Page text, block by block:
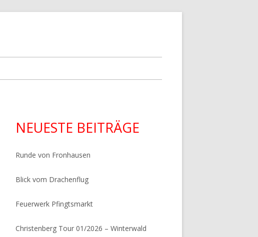
Seitenleiste
NEUESTE BEITRÄGE
Runde von Fronhausen
Blick vom Drachenflug
Feuerwerk Pfingtsmarkt
Christenberg Tour 01/2026 – Winterwald